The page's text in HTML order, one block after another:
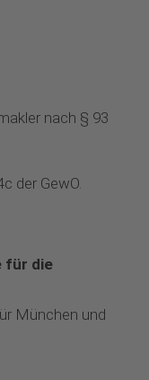
nach § 93
der GewO.
für die
München und